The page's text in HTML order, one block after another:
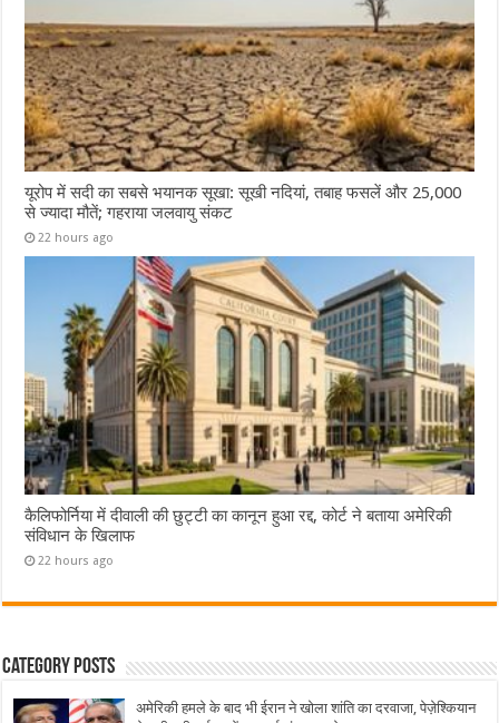
यूरोप में सदी का सबसे भयानक सूखा: सूखी नदियां, तबाह फसलें और 25,000
से ज्यादा मौतें; गहराया जलवायु संकट
22 hours ago
कैलिफोर्निया में दीवाली की छुट्टी का कानून हुआ रद्द, कोर्ट ने बताया अमेरिकी
संविधान के खिलाफ
22 hours ago
Category Posts
अमेरिकी हमले के बाद भी ईरान ने खोला शांति का दरवाजा, पेज़ेश्कियान